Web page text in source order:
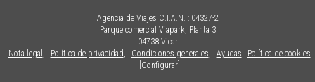
Agencia de Viajes C.I.A.N. : 04327-2
Parque comercial Viapark, Planta 3
04738 Vicar
Nota legal
Política de privacidad Condiciones generales Ayudas
Política de cookies
[Configurar]